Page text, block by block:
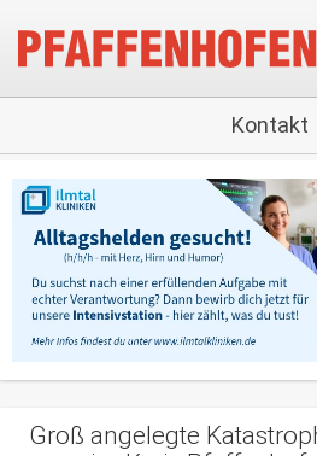
Kontakt
Groß angelegte